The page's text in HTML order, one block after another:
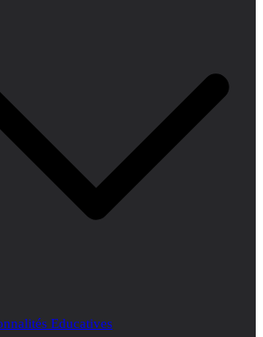
Educatives